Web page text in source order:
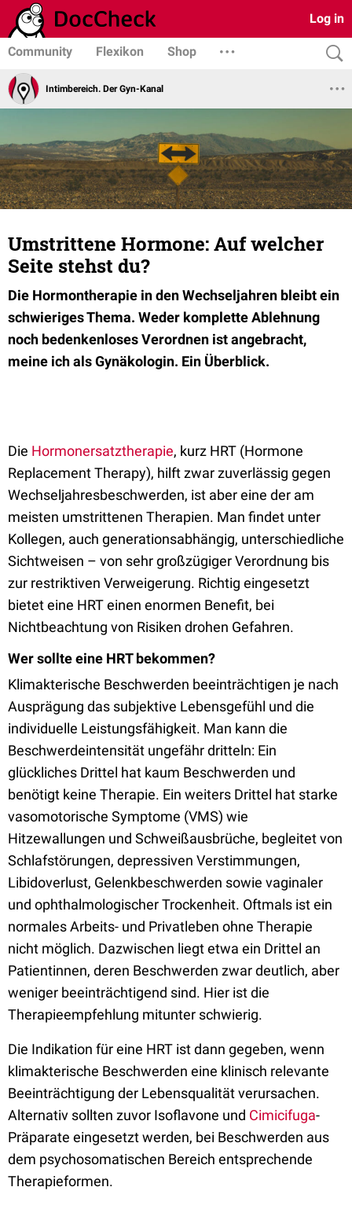
Log in
Community Flexikon Shop
Intimbereich. Der Gyn-Kanal
Umstrittene Hormone: Auf welcher
Seite stehst du?
Die Hormontherapie in den Wechseljahren bleibt ein
schwieriges Thema. Weder komplette Ablehnung
noch bedenkenloses Verordnen ist angebracht,
meine ich als Gynäkologin. Ein Überblick.
Die Hormonersatztherapie, kurz HRT (Hormone
Replacement Therapy), hilft zwar zuverlässig gegen
Wechseljahresbeschwerden, ist aber eine der am
meisten umstrittenen Therapien. Man findet unter
Kollegen, auch generationsabhängig, unterschiedliche
Sichtweisen – von sehr großzügiger Verordnung bis
zur restriktiven Verweigerung. Richtig eingesetzt
bietet eine HRT einen enormen Benefit, bei
Nichtbeachtung von Risiken drohen Gefahren.
Wer sollte eine HRT bekommen?
Klimakterische Beschwerden beeinträchtigen je nach
Ausprägung das subjektive Lebensgefühl und die
individuelle Leistungsfähigkeit. Man kann die
Beschwerdeintensität ungefähr dritteln: Ein
glückliches Drittel hat kaum Beschwerden und
benötigt keine Therapie. Ein weiters Drittel hat starke
vasomotorische Symptome (VMS) wie
Hitzewallungen und Schweißausbrüche, begleitet von
Schlafstörungen, depressiven Verstimmungen,
Libidoverlust, Gelenkbeschwerden sowie vaginaler
und ophthalmologischer Trockenheit. Oftmals ist ein
normales Arbeits- und Privatleben ohne Therapie
nicht möglich. Dazwischen liegt etwa ein Drittel an
Patientinnen, deren Beschwerden zwar deutlich, aber
weniger beeinträchtigend sind. Hier ist die
Therapieempfehlung mitunter schwierig.
Die Indikation für eine HRT ist dann gegeben, wenn
klimakterische Beschwerden eine klinisch relevante
Beeinträchtigung der Lebensqualität verursachen.
Alternativ sollten zuvor Isoflavone und Cimicifuga-
Präparate eingesetzt werden, bei Beschwerden aus
dem psychosomatischen Bereich entsprechende
Therapieformen.